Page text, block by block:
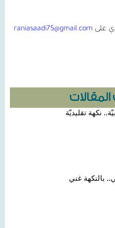
نكهة تقليديّة
بالنكهة غني
على raniasaadi75@gmail.com